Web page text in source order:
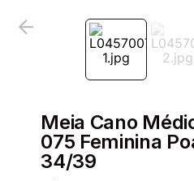
Meia Cano
075 Feminina
34/39